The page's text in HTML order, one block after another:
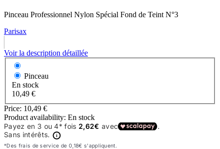
Pinceau Professionnel Nylon Spécial Fond de Teint N°3
Parisax
Voir la description détaillée
Pinceau
En stock
10,49 €
Price: 10,49 €
Product availability: En stock